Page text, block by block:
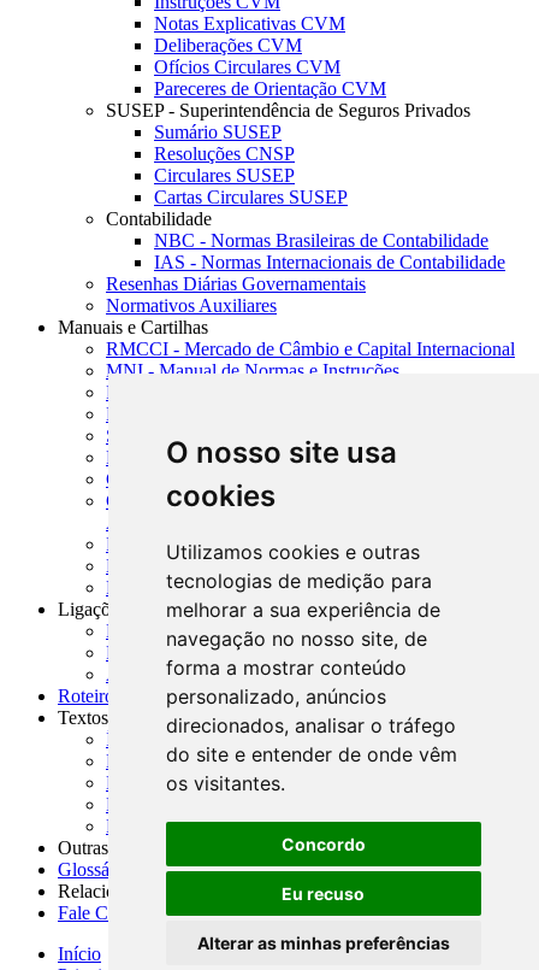
O nosso site usa
cookies
Utilizamos cookies e outras
tecnologias de medição para
melhorar a sua experiência de
navegação no nosso site, de
forma a mostrar conteúdo
personalizado, anúncios
direcionados, analisar o tráfego
do site e entender de onde vêm
os visitantes.
Concordo
Eu recuso
Alterar as minhas preferências
Notas Explicativas CVM
Deliberações CVM
Ofícios Circulares CVM
Pareceres de Orientação CVM
SUSEP - Superintendência de Seguros Privados
Sumário SUSEP
Resoluções CNSP
Circulares SUSEP
Cartas Circulares SUSEP
Contabilidade
NBC - Normas Brasileiras de Contabilidade
IAS - Normas Internacionais de Contabilidade
Resenhas Diárias Governamentais
Normativos Auxiliares
Manuais e Cartilhas
RMCCI - Mercado de Câmbio e Capital Internacional
MNI - Manual de Normas e Instruções
MTVM - Manual de Títulos e Valores Mobiliários
MCR - Manual de Crédito Rural
SISORF - Manual de Organização do SFN
MASUP - Manual de Supervisão Bancária
CADOC - Catálogo de Documentos
CNAE-CONCLA - Classificação Nacional de
Atividades Econômicas
PMF - Cartilhas do BCB
Manuais Auxiliares do BCB e Cosif-e
Resenhas Diárias Governamentais
Ligações Externas
Links Úteis
Presidência da República
Agências Nacionais Reguladoras
Roteiros para Estudos
Textos
Índice de Textos
Editorial
Monografias
Na Imprensa
Fórum de Discussão
Outras ferramentas
Glossário
Relacionamento
Fale Conosco
Início